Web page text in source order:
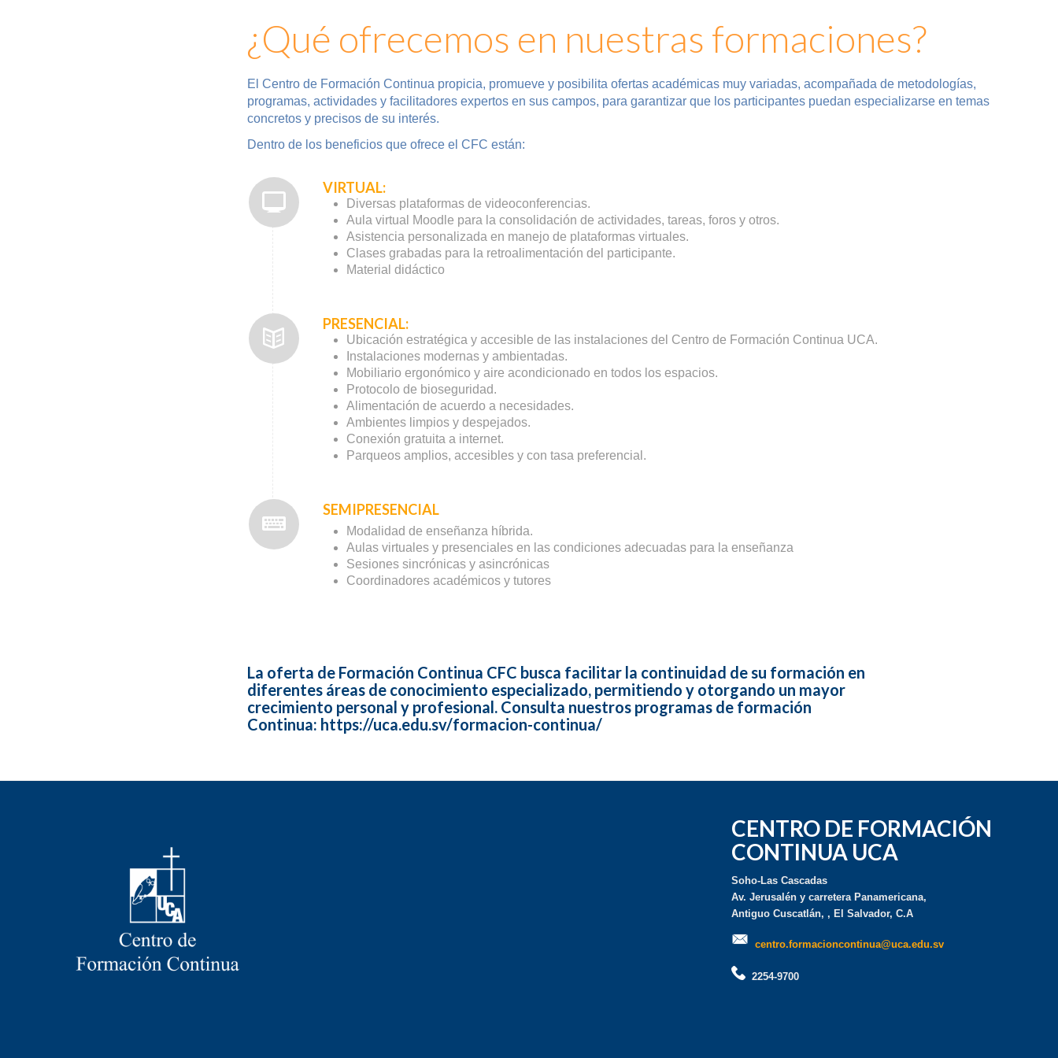
¿Qué ofrecemos en nuestras formaciones?
El Centro de Formación Continua propicia, promueve y posibilita ofertas académicas muy variadas, acompañada de metodologías,
programas, actividades y facilitadores expertos en sus campos, para garantizar que los participantes puedan especializarse en temas
concretos y precisos de su interés.
Dentro de los beneficios que ofrece el CFC están:
VIRTUAL:
Diversas plataformas de videoconferencias.
Aula virtual Moodle para la consolidación de actividades, tareas, foros y otros.
Asistencia personalizada en manejo de plataformas virtuales.
Clases grabadas para la retroalimentación del participante.
Material didáctico
PRESENCIAL:
Ubicación estratégica y accesible de las instalaciones del Centro de Formación Continua UCA.
Instalaciones modernas y ambientadas.
Mobiliario ergonómico y aire acondicionado en todos los espacios.
Protocolo de bioseguridad.
Alimentación de acuerdo a necesidades.
Ambientes limpios y despejados.
Conexión gratuita a internet.
Parqueos amplios, accesibles y con tasa preferencial.
SEMIPRESENCIAL
Modalidad de enseñanza híbrida.
Aulas virtuales y presenciales en las condiciones adecuadas para la enseñanza
Sesiones sincrónicas y asincrónicas
Coordinadores académicos y tutores
La oferta de Formación Continua CFC busca facilitar la continuidad de su formación en
diferentes áreas de conocimiento especializado, permitiendo y otorgando un mayor
crecimiento personal y profesional. Consulta nuestros programas de formación
Continua: https://uca.edu.sv/formacion-continua/
CENTRO DE FORMACIÓN
CONTINUA UCA
Soho-Las Cascadas
Av. Jerusalén y carretera Panamericana,
Antiguo Cuscatlán, , El Salvador, C.A
centro.formacioncontinua@uca.edu.sv
2254-9700